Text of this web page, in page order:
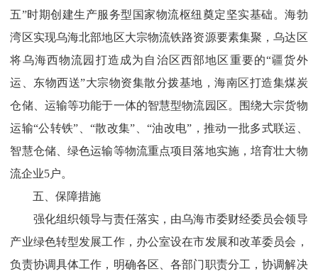
五”时期创建生产服务型国家物流枢纽奠定坚实基础。海勃
湾区实现乌海北部地区大宗物流铁路资源要素集聚，乌达区
将乌海西物流园打造成为自治区西部地区重要的“疆货外
运、东物西送”大宗物资集散分拨基地，海南区打造集煤炭
仓储、运输等功能于一体的智慧型物流园区。围绕大宗货物
运输“公转铁” 、“散改集” 、“油改电” ，推动一批多式联运、
智慧仓储、绿色运输等物流重点项目落地实施，培育壮大物
流企业5户。
五、保障措施
强化组织领导与责任落实，由乌海市委财经委员会领导
产业绿色转型发展工作，办公室设在市发展和改革委员会 ，
负责协调具体工作，明确各区、各部门职责分工，协调解决